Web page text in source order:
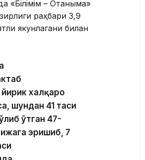
«Білімім – Отаныма»
раҳбари 3,9
якунлагани билан
халқаро
шундан 41 таси
ўтган 47-
эришиб, 7